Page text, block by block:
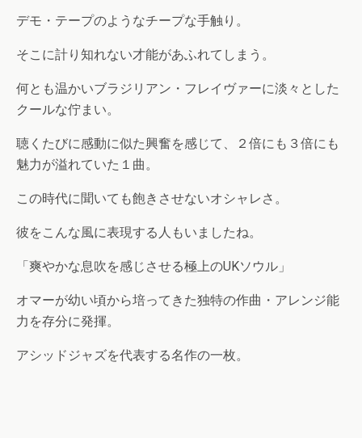
デモ・テープのようなチープな手触り。
そこに計り知れない才能があふれてしまう。
何とも温かいブラジリアン・フレイヴァーに淡々とした
クールな佇まい。
聴くたびに感動に似た興奮を感じて、２倍にも３倍にも
魅力が溢れていた１曲。
この時代に聞いても飽きさせないオシャレさ。
彼をこんな風に表現する人もいましたね。
「爽やかな息吹を感じさせる極上のUKソウル」
オマーが幼い頃から培ってきた独特の作曲・アレンジ能
力を存分に発揮。
アシッドジャズを代表する名作の一枚。